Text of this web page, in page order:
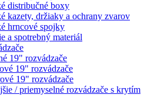
distribučné boxy
kazety, držiaky a ochrany zvarov
hrncové spojky
a spotrebný materiál
19" rozvádzače
19" rozvádzače
19" rozvádzače
/ priemyselné rozvádzače s krytím